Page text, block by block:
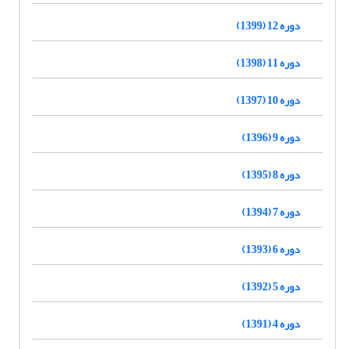
دوره 12 (1399)
دوره 11 (1398)
دوره 10 (1397)
دوره 9 (1396)
دوره 8 (1395)
دوره 7 (1394)
دوره 6 (1393)
دوره 5 (1392)
دوره 4 (1391)